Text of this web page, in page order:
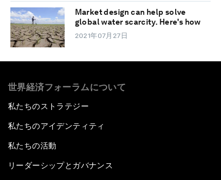
Market design can help solve
global water scarcity. Here's how
2021年07月27日
世界経済フォーラムについて
私たちのストラテジー
私たちのアイデンティティ
私たちの活動
リーダーシップとガバナンス